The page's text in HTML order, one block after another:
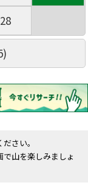
28
さい。
山を楽しみましょ